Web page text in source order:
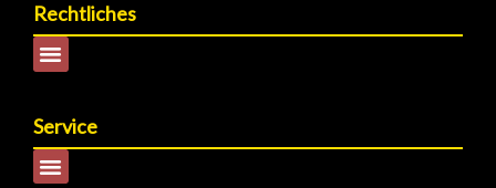
Rechtliches
Service